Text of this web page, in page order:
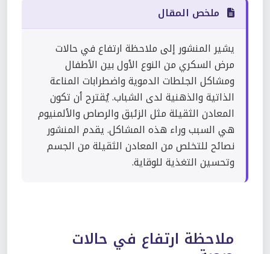
ملخص المقال
يشير المنشور إلى ملاحظة ارتفاع في حالات
مرض السكري من النوع الأول بين الأطفال
ومشاكل الجلطات الدموية واضطرابات المناعة
الذاتية والذهنية لدى الشباب. يُقترح أن تكون
المعادن الثقيلة مثل الزئبق والرصاص والألمنيوم
هي السبب وراء هذه المشاكل. يقدم المنشور
نصائح للتخلص من المعادن الثقيلة من الجسم
وتحسين التغذية للوقاية.
ملاحظة ارتفاع في حالات